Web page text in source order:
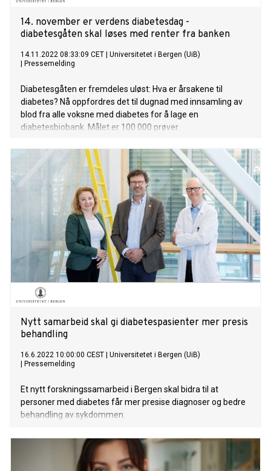
14. november er verdens diabetesdag -
diabetesgåten skal løses med renter fra banken
14.11.2022 08:33:09 CET
Universitetet i Bergen (UiB)
Pressemelding
Diabetesgåten er fremdeles uløst: Hva er årsakene til
diabetes? Nå oppfordres det til dugnad med innsamling av
blod fra alle voksne med diabetes for å lage en
diabetesbiobank. Målet er 100 000 prøver.
Nytt samarbeid skal gi diabetespasienter mer presis
behandling
16.6.2022 10:00:00 CEST
Universitetet i Bergen (UiB)
Pressemelding
Et nytt forskningssamarbeid i Bergen skal bidra til at
personer med diabetes får mer presise diagnoser og bedre
behandling av sykdommen.